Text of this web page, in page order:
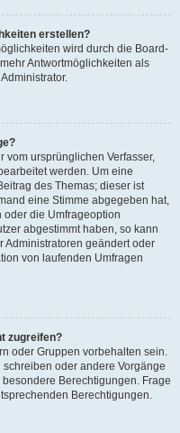
erstellen?
wird durch die Board-
Antwortmöglichkeiten als
vom ursprünglichen Verfasser,
werden. Um eine
des Themas; dieser ist
eine Stimme abgegeben hat,
die Umfrageoption
abgestimmt haben, so kann
Administratoren geändert oder
von laufenden Umfragen
zugreifen?
oder Gruppen vorbehalten sein.
oder andere Vorgänge
Berechtigungen. Frage
Berechtigungen.